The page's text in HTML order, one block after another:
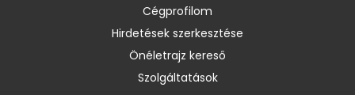
Cégprofilom
Hirdetések szerkesztése
Önéletrajz kereső
Szolgáltatások